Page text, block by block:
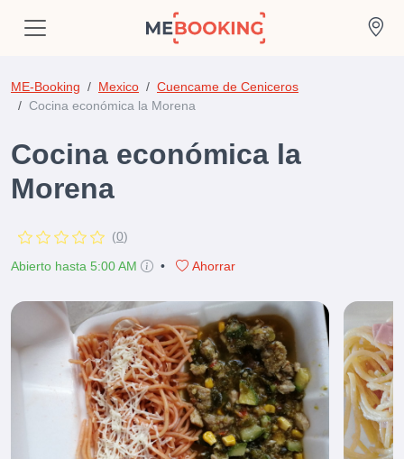
ME-Booking Mexico
Cuencame de Ceniceros
Cocina económica la Morena
Cocina económica la
Morena
(0)
Abierto hasta 5:00 AM • Ahorrar